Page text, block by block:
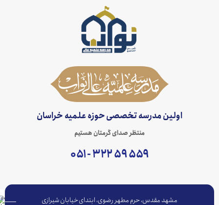
اولین مدرسه تخصصی حوزه علمیه خراسان
منتظر صدای گرمتان هستیم
مشهد مقدس، حرم مطهر رضوی، ابتدای خیابان شیرازی